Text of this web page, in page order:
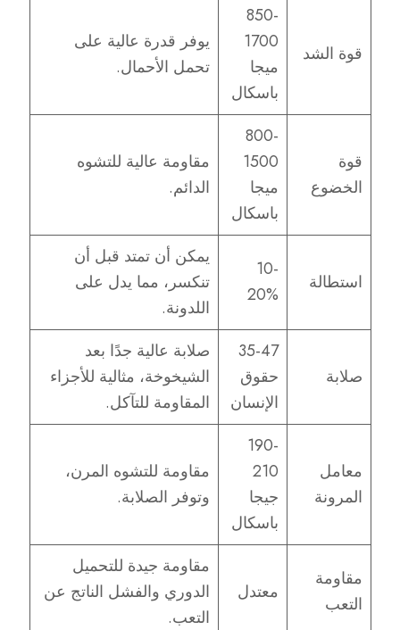
قوة الشد
850-
1700
ميجا
باسكال
يوفر قدرة عالية على
تحمل الأحمال.
قوة
الخضوع
800-
1500
ميجا
باسكال
مقاومة عالية للتشوه
الدائم.
استطالة
10-
20%
يمكن أن تمتد قبل أن
تنكسر، مما يدل على
اللدونة.
صلابة
35-47
حقوق
الإنسان
صلابة عالية جدًا بعد
الشيخوخة، مثالية للأجزاء
المقاومة للتآكل.
معامل
المرونة
190-
210
جيجا
باسكال
مقاومة للتشوه المرن،
وتوفر الصلابة.
مقاومة
التعب
معتدل
مقاومة جيدة للتحميل
الدوري والفشل الناتج عن
التعب.